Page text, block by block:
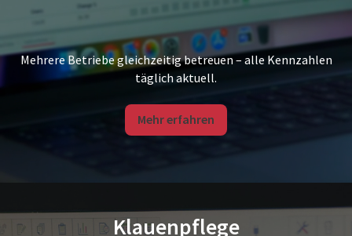
Mehrere Betriebe gleichzeitig betreuen – alle Kennzahlen
täglich aktuell.
Mehr erfahren
Klauenpflege